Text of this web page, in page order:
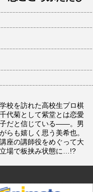
校を訪れた高校生プロ棋
代菊として紫堂とは恋愛
だと信じている――。男
らも嬉しく思う美希也。
座の講師役をめぐって大
場で板挟み状態に…!?